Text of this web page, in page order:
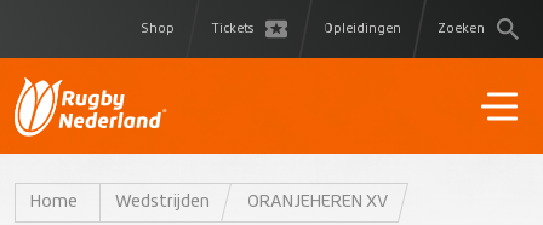
Shop Tickets Opleidingen Zoeken
Home Wedstrijden ORANJEHEREN XV